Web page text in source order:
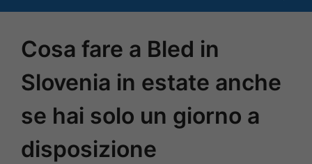
Cosa fare a Bled in
Slovenia in estate anche
se hai solo un giorno a
disposizione